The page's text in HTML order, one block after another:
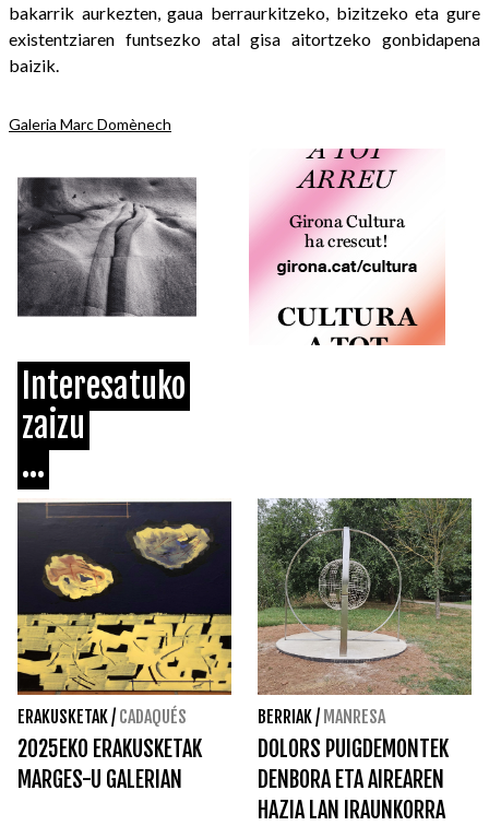
bakarrik aurkezten, gaua berraurkitzeko, bizitzeko eta gure
existentziaren funtsezko atal gisa aitortzeko gonbidapena
baizik.
Galeria Marc Domènech
Interesatuko
zaizu
...
ERAKUSKETAK/ CADAQUÉS
2025EKO ERAKUSKETAK
MARGES-U GALERIAN
BERRIAK/ MANRESA
DOLORS PUIGDEMONTEK
DENBORA ETA AIREAREN
HAZIA LAN IRAUNKORRA